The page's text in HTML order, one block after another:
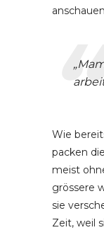
Wie
packen
meist
grössere
sie
Zeit, weil